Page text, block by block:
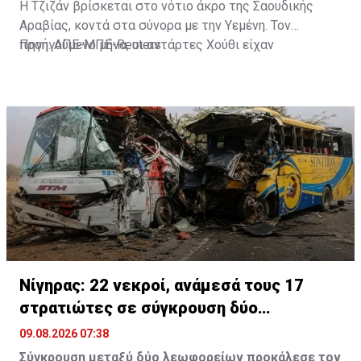
Η Τζιζάν βρίσκεται στο νότιο άκρο της Σαουδικής
Αραβίας, κοντά στα σύνορα με την Υεμένη. Τον
προηγούμενο μήνα, οι αντάρτες Χούθι είχαν
Πηγή: ΑΠΕ-ΜΠΕ-Reuters
Νίγηρας: 22 νεκροί, ανάμεσά τους 17
στρατιώτες σε σύγκρουση δύο
λεωφορείων
09.08.2026 07:38
Σύγκρουση μεταξύ δύο λεωφορείων προκάλεσε τον